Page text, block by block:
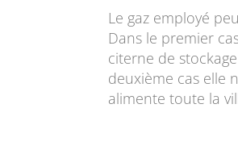
Le gaz employé
Dans le premier
citerne de
deuxième cas elle
alimente toute la